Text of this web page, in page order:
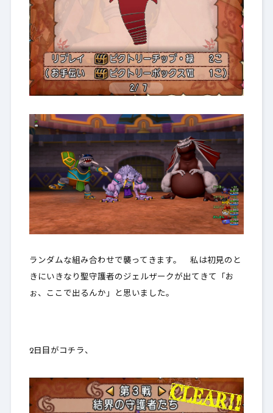
ランダムな組み合わせで襲ってきます。 私は初見のと
きにいきなり聖守護者のジェルザークが出てきて「お
ぉ、ここで出るんか」と思いました。
2日目がコチラ、